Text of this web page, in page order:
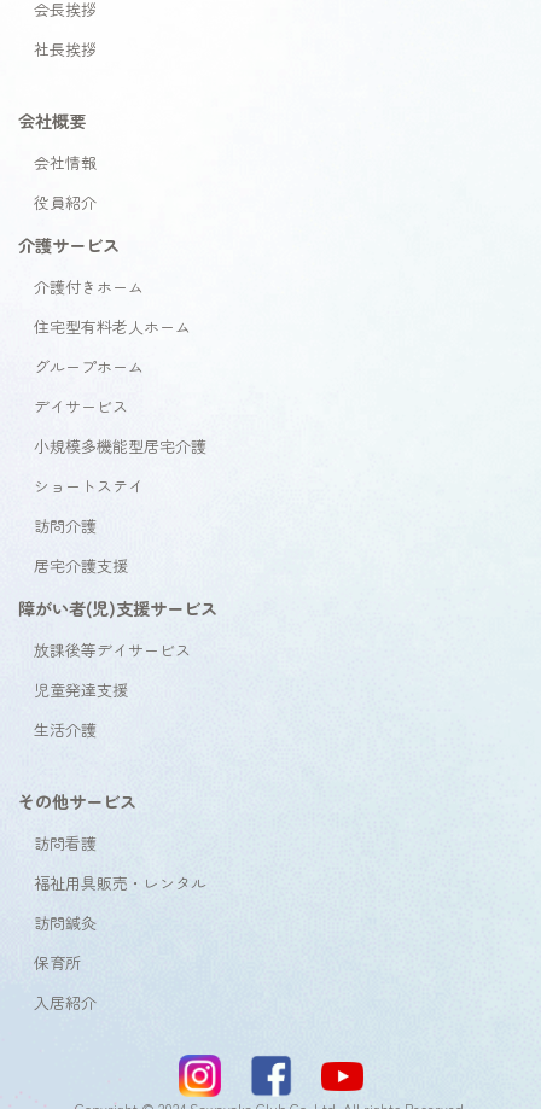
会長挨拶
社長挨拶
会社概要
会社情報
役員紹介
介護サービス
介護付きホーム
住宅型有料老人ホーム
グループホーム
デイサービス
小規模多機能型居宅介護
ショートステイ
訪問介護
居宅介護支援
障がい者(児)支援サービス
放課後等デイサービス
児童発達支援
生活介護
その他サービス
訪問看護
福祉用具販売・レンタル
訪問鍼灸
保育所
入居紹介